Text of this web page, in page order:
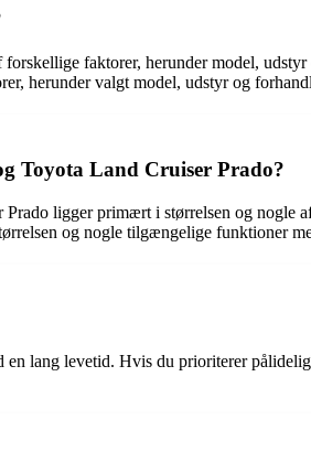
faktorer, herunder model,
herunder valgt model, udstyr og
Toyota Land Cruiser Prado?
ligger primært i størrelsen og
og nogle tilgængelige funktioner
lang levetid. Hvis du prioriterer